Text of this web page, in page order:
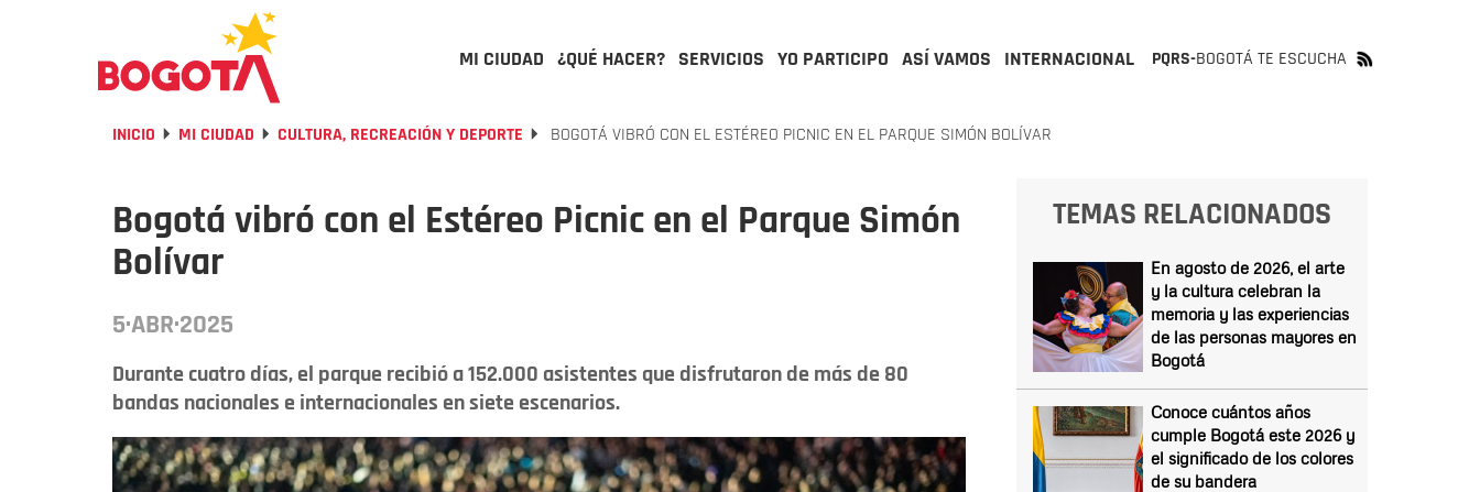
MI CIUDAD ¿QUÉ HACER? SERVICIOS YO PARTICIPO ASÍ VAMOS INTERNACIONAL PQRS-BOGOTÁ TE ESCUCHA
INICIO MI CIUDAD CULTURA, RECREACIÓN Y DEPORTE BOGOTÁ VIBRÓ CON EL ESTÉREO PICNIC EN EL PARQUE SIMÓN BOLÍVAR
Bogotá vibró con el Estéreo Picnic en el Parque Simón
Bolívar
5·ABR·2025
Durante cuatro días, el parque recibió a 152.000 asistentes que disfrutaron de más de 80
bandas nacionales e internacionales en siete escenarios.
TEMAS RELACIONADOS
En agosto de 2026, el arte
y la cultura celebran la
memoria y las experiencias
de las personas mayores en
Bogotá
Conoce cuántos años
cumple Bogotá este 2026 y
el significado de los colores
de su bandera